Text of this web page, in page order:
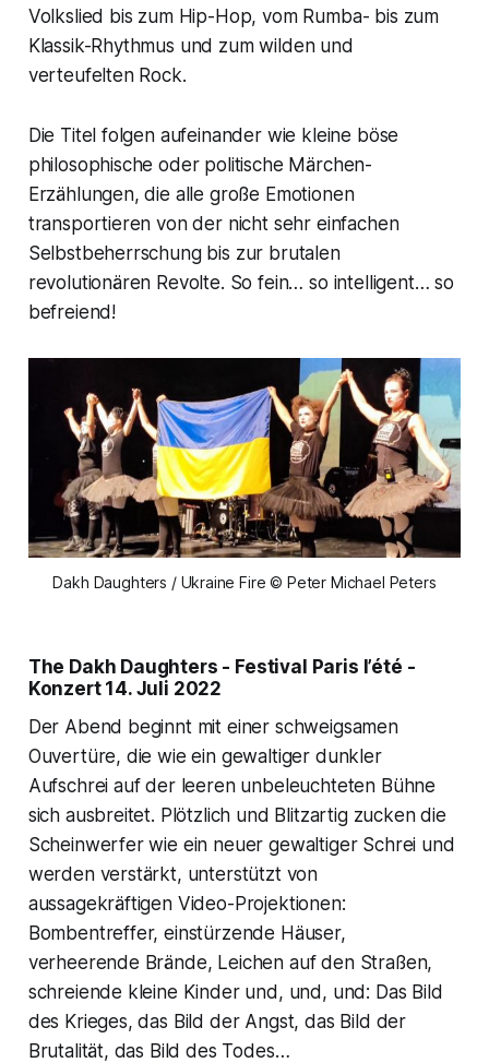
Volkslied bis zum Hip-Hop, vom Rumba- bis zum
Klassik-Rhythmus und zum wilden und
verteufelten Rock.
Die Titel folgen aufeinander wie kleine böse
philosophische oder politische Märchen-
Erzählungen, die alle große Emotionen
transportieren von der nicht sehr einfachen
Selbstbeherrschung bis zur brutalen
revolutionären Revolte. So fein… so intelligent… so
befreiend!
Dakh Daughters / Ukraine Fire © Peter Michael Peters
The Dakh Daughters - Festival Paris l’été -
Konzert 14. Juli 2022
Der Abend beginnt mit einer schweigsamen
Ouvertüre, die wie ein gewaltiger dunkler
Aufschrei auf der leeren unbeleuchteten Bühne
sich ausbreitet. Plötzlich und Blitzartig zucken die
Scheinwerfer wie ein neuer gewaltiger Schrei und
werden verstärkt, unterstützt von
aussagekräftigen Video-Projektionen:
Bombentreffer, einstürzende Häuser,
verheerende Brände, Leichen auf den Straßen,
schreiende kleine Kinder und, und, und: Das Bild
des Krieges, das Bild der Angst, das Bild der
Brutalität, das Bild des Todes…